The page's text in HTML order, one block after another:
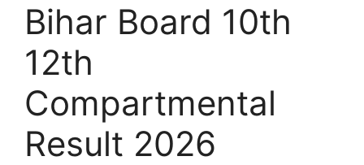
Bihar Board 10th
12th
Compartmental
Result 2026